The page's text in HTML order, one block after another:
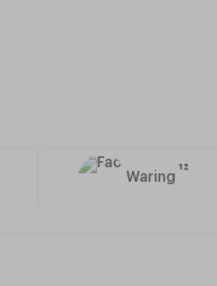
Waring 12